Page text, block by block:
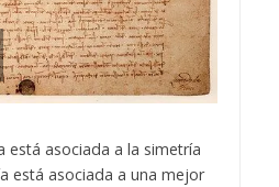
está asociada a la simetría
está asociada a una mejor